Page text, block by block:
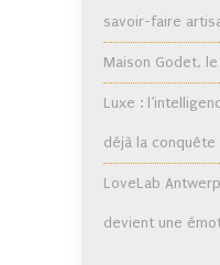
savoir-faire
Maison Godet,
Luxe :
déjà la conquête
LoveLab
devient une